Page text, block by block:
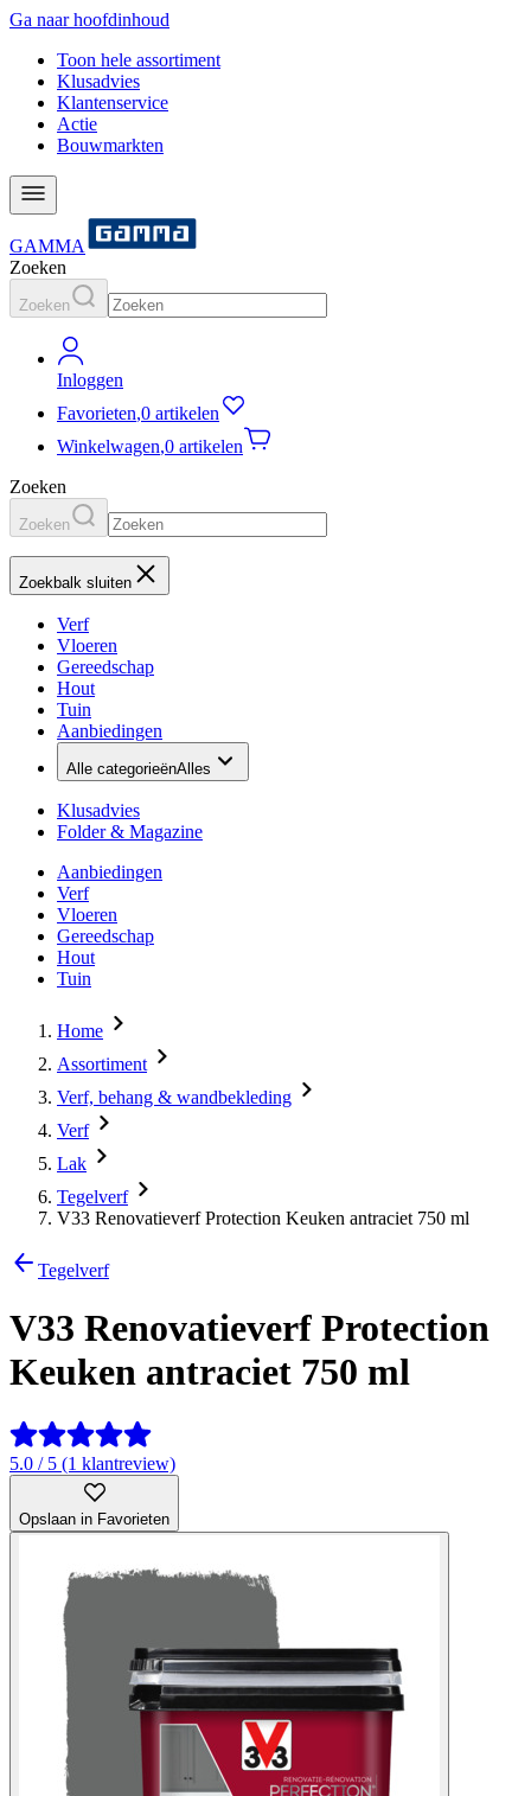
Ga naar hoofdinhoud
Toon hele assortiment
Klusadvies
Klantenservice
Actie
Bouwmarkten
GAMMA
Zoeken
Zoeken
Inloggen
Favorieten,0 artikelen
Winkelwagen,0 artikelen
Zoeken
Zoeken
Zoekbalk sluiten
Verf
Vloeren
Gereedschap
Hout
Tuin
Aanbiedingen
Alle categorieënAlles
Klusadvies
Folder & Magazine
Aanbiedingen
Verf
Vloeren
Gereedschap
Hout
Tuin
Home
Assortiment
Verf, behang & wandbekleding
Verf
Lak
Tegelverf
V33 Renovatieverf Protection Keuken antraciet 750 ml
Tegelverf
V33 Renovatieverf Protection
Keuken antraciet 750 ml
5.0 / 5 (1 klantreview)
Opslaan in Favorieten